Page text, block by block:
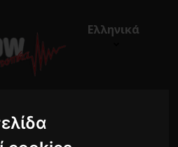
Ελληνικά